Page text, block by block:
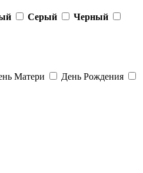
Серый
Черный
Матери
День Рождения